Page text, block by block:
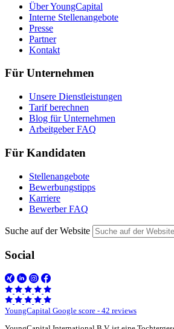
Über YoungCapital
Interne Stellenangebote
Presse
Partner
Kontakt
Für Unternehmen
Unsere Dienstleistungen
Tarif berechnen
Blog für Unternehmen
Arbeitgeber FAQ
Für Kandidaten
Stellenangebote
Bewerbungstipps
Karriere
Bewerber FAQ
Suche auf der Website
Social
YoungCapital Google score - 42 reviews